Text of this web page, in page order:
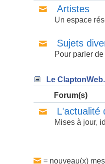
Artistes
Un espace
Sujets
Pour parler
Le
Forum(s)
L'actualité
Mises à jour,
= nouveau(x)